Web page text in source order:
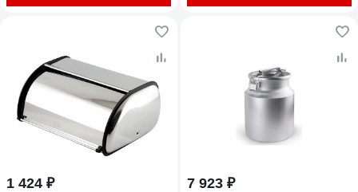
1 424 ₽ 7 923 ₽